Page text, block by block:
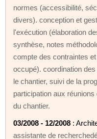
normes (accessibilité,
divers). conception et
l'exécution (élaboration
synthèse, notes
compte des contraintes
occupé). coordination
le chantier, suivi de la
participation aux
du chantier.
03/2008 - 12/2008 :
assistante de